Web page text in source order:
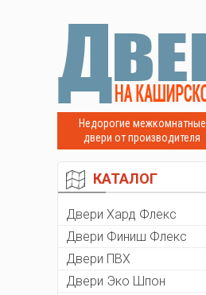
Недорогие межкомнатные
двери от производителя
КАТАЛОГ
Двери Хард Флекс
Двери Финиш Флекс
Двери ПВХ
Двери Эко Шпон